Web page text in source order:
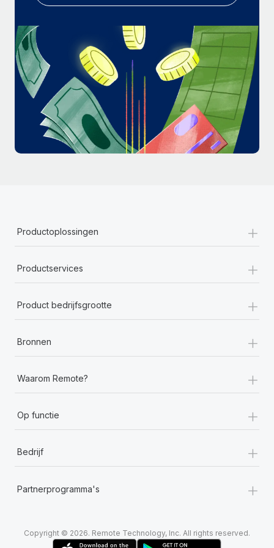
Productoplossingen +
Productservices +
Product bedrijfsgrootte +
Bronnen +
Waarom Remote? +
Op functie +
Bedrijf +
Partnerprogramma's +
Copyright © 2026. Remote Technology, Inc. All rights reserved.